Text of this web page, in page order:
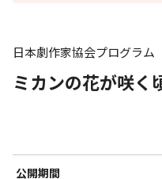
日本劇作家協会プログラム
ミカンの花が咲く
公開期間